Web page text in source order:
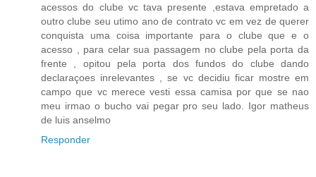
acessos do clube vc tava presente ,estava empretado a
outro clube seu utimo ano de contrato vc em vez de querer
conquista uma coisa importante para o clube que e o
acesso , para celar sua passagem no clube pela porta da
frente , opitou pela porta dos fundos do clube dando
declaraçoes inrelevantes , se vc decidiu ficar mostre em
campo que vc merece vesti essa camisa por que se nao
meu irmao o bucho vai pegar pro seu lado. Igor matheus
de luis anselmo
Responder